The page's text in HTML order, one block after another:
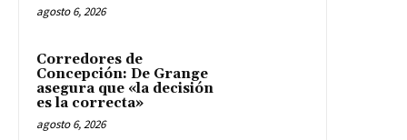
agosto 6, 2026
Corredores de
Concepción: De Grange
asegura que «la decisión
es la correcta»
agosto 6, 2026